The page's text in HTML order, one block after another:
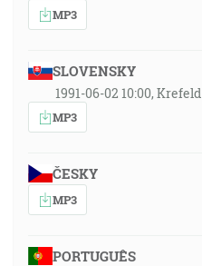
MP3
SLOVENSKY
1991-06-02 10:00, Krefeld
MP3
ČESKY
MP3
PORTUGUÊS